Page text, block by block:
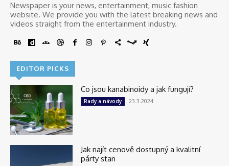
Newspaper is your news, entertainment, music fashion
website. We provide you with the latest breaking news and
videos straight from the entertainment industry.
EDITOR PICKS
Co jsou kanabinoidy a jak fungují?
Rady a návody 23.3.2024
Jak najít cenově dostupný a kvalitní
párty stan